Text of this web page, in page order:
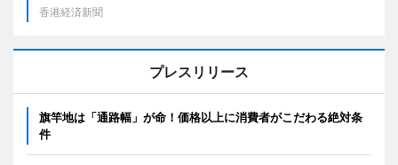
香港経済新聞
プレスリリース
旗竿地は「通路幅」が命！価格以上に消費者がこだわる絶対条
件